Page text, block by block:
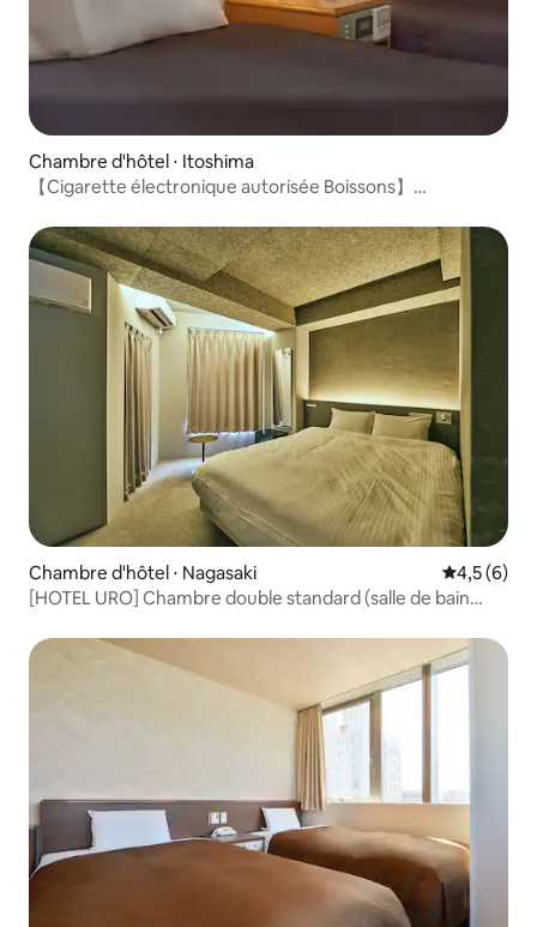
Chambre d'hôtel ⋅ Itoshima
【Cigarette électronique autorisée Boissons】
Chambre d'hôtel ⋅ Nagasaki Évaluation
4,5 (6)
[HOTEL URO] Chambre double standard (salle de bain